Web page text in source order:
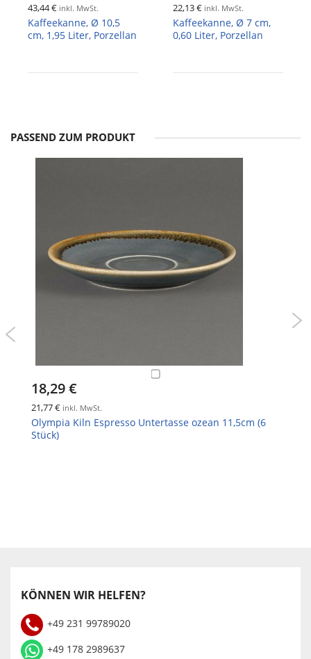
43,44 € inkl. MwSt.
Kaffeekanne, Ø 10,5
cm, 1,95 Liter, Porzellan
22,13 € inkl. MwSt.
Kaffeekanne, Ø 7 cm,
0,60 Liter, Porzellan
PASSEND ZUM PRODUKT
18,29 €
21,77 € inkl. MwSt.
Olympia Kiln Espresso Untertasse ozean 11,5cm (6
Stück)
KÖNNEN WIR HELFEN?
+49 231 99789020
+49 178 2989637